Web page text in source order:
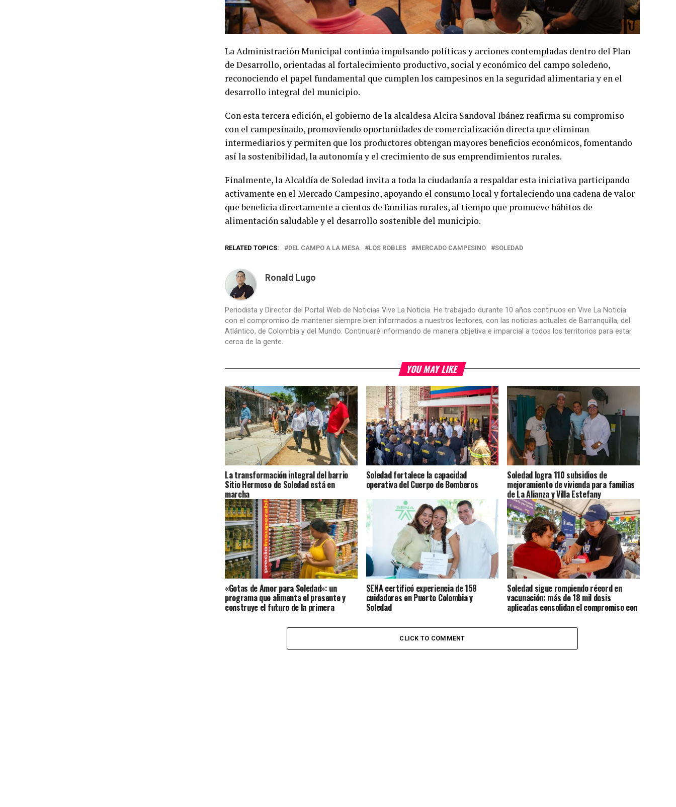
La Administración Municipal continúa impulsando políticas y acciones contempladas dentro del Plan
de Desarrollo, orientadas al fortalecimiento productivo, social y económico del campo soledeño,
reconociendo el papel fundamental que cumplen los campesinos en la seguridad alimentaria y en el
desarrollo integral del municipio.
Con esta tercera edición, el gobierno de la alcaldesa Alcira Sandoval Ibáñez reafirma su compromiso
con el campesinado, promoviendo oportunidades de comercialización directa que eliminan
intermediarios y permiten que los productores obtengan mayores beneficios económicos, fomentando
así la sostenibilidad, la autonomía y el crecimiento de sus emprendimientos rurales.
Finalmente, la Alcaldía de Soledad invita a toda la ciudadanía a respaldar esta iniciativa participando
activamente en el Mercado Campesino, apoyando el consumo local y fortaleciendo una cadena de valor
que beneficia directamente a cientos de familias rurales, al tiempo que promueve hábitos de
alimentación saludable y el desarrollo sostenible del municipio.
RELATED TOPICS: DEL CAMPO A LA MESA LOS ROBLES MERCADO CAMPESINO SOLEDAD
Ronald Lugo
Periodista y Director del Portal Web de Noticias Vive La Noticia. He trabajado durante 10 años continuos en Vive La Noticia
con el compromiso de mantener siempre bien informados a nuestros lectores, con las noticias actuales de Barranquilla, del
Atlántico, de Colombia y del Mundo. Continuaré informando de manera objetiva e imparcial a todos los territorios para estar
cerca de la gente.
YOU MAY LIKE
La transformación integral del barrio
Sitio Hermoso de Soledad está en
marcha
Soledad fortalece la capacidad
operativa del Cuerpo de Bomberos
Soledad logra 110 subsidios de
mejoramiento de vivienda para familias
de La Alianza y Villa Estefany
«Gotas de Amor para Soledad»: un
programa que alimenta el presente y
construye el futuro de la primera
SENA certificó experiencia de 158
cuidadores en Puerto Colombia y
Soledad
Soledad sigue rompiendo récord en
vacunación: más de 18 mil dosis
aplicadas consolidan el compromiso con
CLICK TO COMMENT